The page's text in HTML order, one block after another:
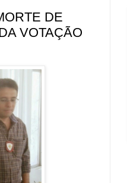
DE
VOTAÇÃO